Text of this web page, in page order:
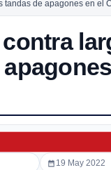
tandas de apagones en el
19 May 2022